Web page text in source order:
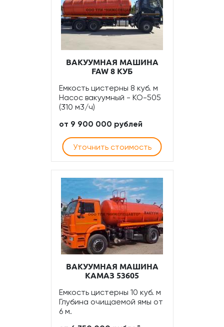
ВАКУУМНАЯ МАШИНА
FAW 8 КУБ
Емкость цистерны 8 куб. м
Насос вакуумный - КО-505
(310 м3/ч)
от 9 900 000 рублей
Уточнить стоимость
ВАКУУМНАЯ МАШИНА
КАМАЗ 53605
Емкость цистерны 10 куб. м
Глубина очищаемой ямы от
6 м.